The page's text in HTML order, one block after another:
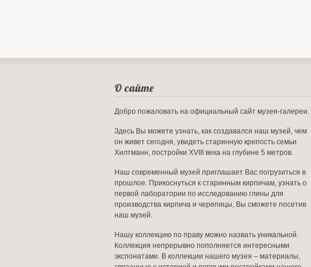
О сайте
Добро пожаловать на официальный сайт музея-галереи.
Здесь Вы можете узнать, как создавался наш музей, чем
он живет сегодня, увидеть старинную крепость семьи
Хилтманн, постройки XVIII века на глубине 5 метров.
Наш современный музей приглашает Вас погрузиться в
прошлое. Прикоснуться к старинным кирпичам, узнать о
первой лаборатории по исследованию глины для
производства кирпича и черепицы, Вы сможете посетив
наш музей.
Нашу коллекцию по праву можно назвать уникальной.
Коллекция непрерывно пополняется интересными
экспонатами. В коллекции нашего музея – материалы,